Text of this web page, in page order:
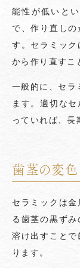
能性が低いと
で、作り直し
す。セラミッ
から作り直すこ
一般的に、セラ
ます。適切な
っていれば、長
歯茎の変色
セラミックは
る歯茎の黒ず
溶け出すこと
ります。